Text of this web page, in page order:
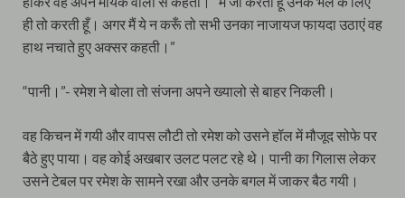
ही तो करती हूँ। अगर मैं ये न करूँ तो सभी उनका नाजायज फायदा उठाएं वह
हाथ नचाते हुए अक्सर कहती।”
“पानी।”- रमेश ने बोला तो संजना अपने ख्यालो से बाहर निकली।
वह किचन में गयी और वापस लौटी तो रमेश को उसने हॉल में मौजूद सोफे पर
बैठे हुए पाया। वह कोई अखबार उलट पलट रहे थे। पानी का गिलास लेकर
उसने टेबल पर रमेश के सामने रखा और उनके बगल में जाकर बैठ गयी।